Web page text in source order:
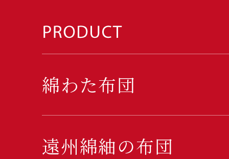
綿わた布団
遠州綿紬の布団